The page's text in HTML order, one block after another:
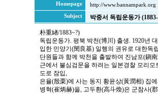
Homepage
http://www.bannampark.org
Subject
박중서 독립운동가
朴重緖/1883~?)
독립운동가. 평북 박천(博川) 출생. 1920년
입한 민양기(閔良基) 일행의 권유로 대한독
단원들과 함께 박천을 출발하여 진남포(鎭
근에서 불심검문을 하려는 일본경찰 모리
도로 잠입,
은율(殷栗)에 사는 동지 황윤상(黃潤相) 집
병혁(崔炳赫)을, 고두환(高斗煥)은 군참사(